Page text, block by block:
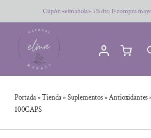
al
contenido
Cupón «elmahola» 5% dto 1ª compra
Portada»Tienda»Suplementos»Antioxidantes
100CAPS